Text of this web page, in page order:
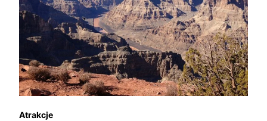
Atrakcje